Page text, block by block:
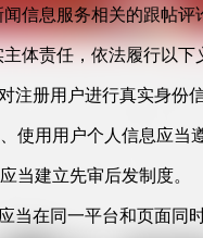
信息服务相关的跟帖
体责任，依法履行以下
注册用户进行真实身
使用用户个人信息应
当建立先审后发制度。
当在同一平台和页面同